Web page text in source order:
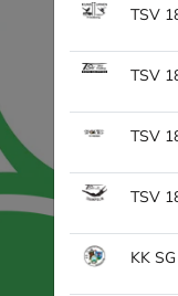
TSV
TSV
TSV
TSV
KK